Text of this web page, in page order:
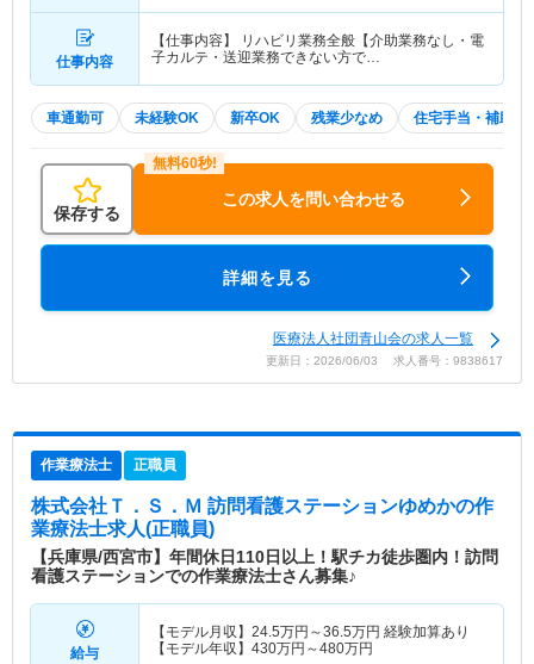
仕事内容
【仕事内容】 リハビリ業務全般【介助業務なし・電
子カルテ・送迎業務できない方で…
車通勤可 未経験OK 新卒OK 残業少なめ 住宅手当・補助
保存する
この求人を問い合わせる
詳細を見る
医療法人社団青山会の求人一覧
更新日：2026/06/03 求人番号：9838617
作業療法士 正職員
株式会社Ｔ．Ｓ．Ｍ 訪問看護ステーションゆめかの作
業療法士求人(正職員)
【兵庫県/西宮市】年間休日110日以上！駅チカ徒歩圏内！訪問
看護ステーションでの作業療法士さん募集♪
給与
【モデル月収】 24.5万円～36.5万円 経験加算あり
【モデル年収】 430万円～480万円